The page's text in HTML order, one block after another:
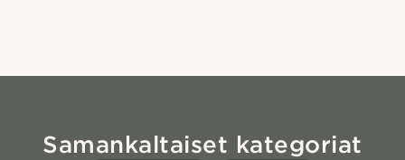
Samankaltaiset kategoriat